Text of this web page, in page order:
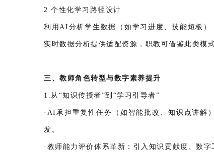
2.个性化学习路径设计
利用AI分析学生数据（如学习进度、技能短板
实时数据分析提供适配资源，职教可借鉴此类模式
三、教师角色转型与数字素养提升
1.从“知识传授者”到“学习引导者”
·AI承担重复性任务（如智能批改、知识点讲解
发。
·教师能力评价体系革新：引入知识贡献度、数